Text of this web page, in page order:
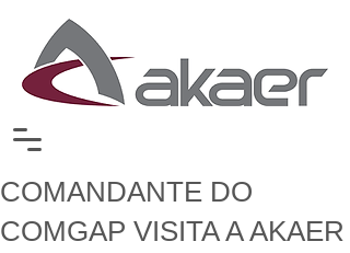
COMANDANTE DO
COMGAP VISITA A AKAER